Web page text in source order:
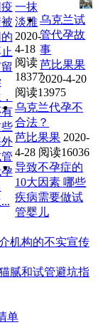
一抹
淡雅
2020-
4-18
阅读
18377
乌克兰试
管代孕故
事
芭比果果
2020-4-20
阅读13975
乌克兰代孕不
合法？
芭比果果 2020-
4-28 阅读16036
导致不孕症的
10大因素 哪些
疾病需要做试
管婴儿
机构的不实宣传
腻和试管避坑指
单